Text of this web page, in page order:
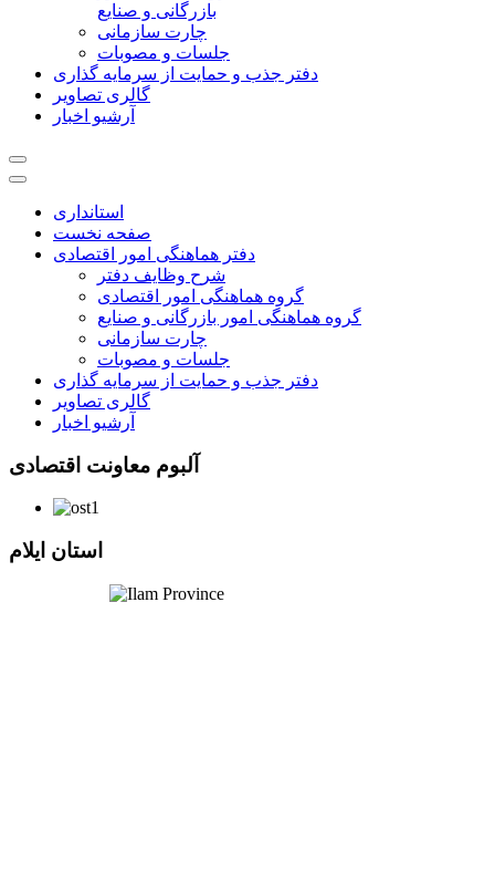
بازرگانی و صنایع
چارت سازمانی
جلسات و مصوبات
دفتر جذب و حمایت از سرمایه گذاری
گالری تصاویر
آرشیو اخبار
استانداری
صفحه نخست
دفتر هماهنگی امور اقتصادی
شرح وظایف دفتر
گروه هماهنگی امور اقتصادی
گروه هماهنگی امور بازرگانی و صنایع
چارت سازمانی
جلسات و مصوبات
دفتر جذب و حمایت از سرمایه گذاری
گالری تصاویر
آرشیو اخبار
آلبوم معاونت اقتصادی
استان ایلام